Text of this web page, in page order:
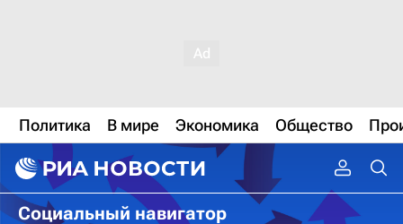
Политика В мире Экономика Общество
Социальный навигатор